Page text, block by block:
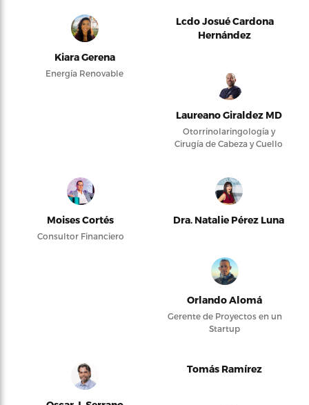
Kiara Gerena
Energía Renovable
Lcdo Josué Cardona
Hernández
Laureano Giraldez MD
Otorrinolaringología y
Cirugía de Cabeza y Cuello
Moises Cortés
Consultor Financiero
Dra. Natalie Pérez Luna
Orlando Alomá
Gerente de Proyectos en un
Startup
Tomás Ramírez